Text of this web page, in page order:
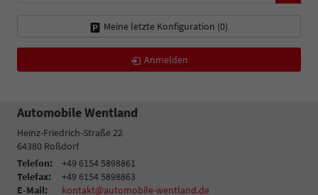
Meine letzte Konfiguration (0)
Anmelden
Automobile Wentland
Heinz-Friedrich-Straße 22
64380 Roßdorf
Telefon:
+49 6154 5898861
Telefax:
+49 6154 5898863
E-Mail:
kontakt@automobile-wentland.de